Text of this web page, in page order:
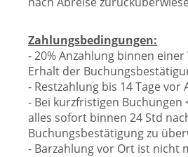
Zahlungsbedingungen:
- 20% Anzahlung binnen
Erhalt der
- Restzahlung bis 14 Tage vor
- Bei kurzfristigen Buchungen
alles sofort binnen 24 Std
Buchungsbestätigung zu
- Barzahlung vor Ort ist nicht